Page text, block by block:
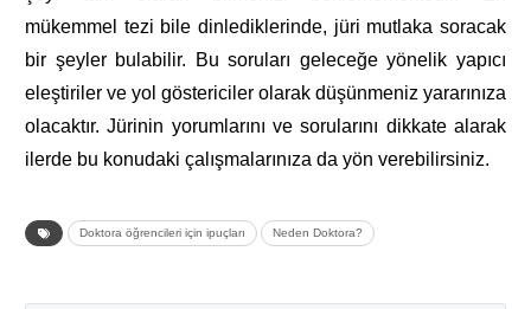
mükemmel tezi bile dinlediklerinde, jüri mutlaka soracak
bir şeyler bulabilir. Bu soruları geleceğe yönelik yapıcı
eleştiriler ve yol göstericiler olarak düşünmeniz yararınıza
olacaktır. Jürinin yorumlarını ve sorularını dikkate alarak
ilerde bu konudaki çalışmalarınıza da yön verebilirsiniz.
Doktora öğrencileri için ipuçları Neden Doktora?